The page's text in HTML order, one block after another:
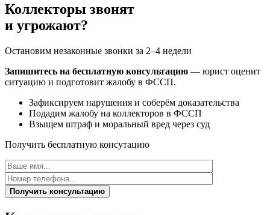
Коллекторы звонят
и угрожают?
Остановим незаконные звонки за 2–4 недели
Запишитесь на бесплатную консультацию — юрист оценит
ситуацию и подготовит жалобу в ФССП.
Зафиксируем нарушения и соберём доказательства
Подадим жалобу на коллекторов в ФССП
Взыщем штраф и моральный вред через суд
Получить бесплатную консутацию
Получить консультацию